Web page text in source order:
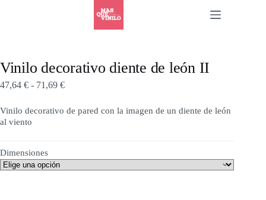
Vinilo decorativo diente de león II
47,64 € - 71,69 €
Vinilo decorativo de pared con la imagen de un diente de león
al viento
Dimensiones